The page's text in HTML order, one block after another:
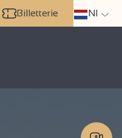
Billetterie Nl